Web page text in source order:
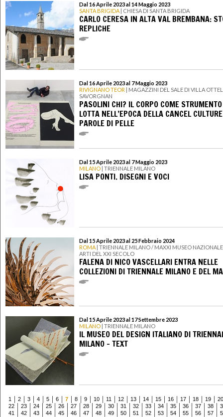
Dal 16 Aprile 2023 al 14 Maggio 2023
SANTA BRIGIDA | CHIESA DI SANTA BRIGIDA
CARLO CERESA IN ALTA VAL BREMBANA:
REPLICHE
Dal 16 Aprile 2023 al 7 Maggio 2023
RIVIGNANO TEOR | MAGAZZINI DEL SALE DI VILLA
SAVORGNAN
PASOLINI CHI? IL CORPO COME
LOTTA NELL’EPOCA DELLA CANCEL
PAROLE DI PELLE
Dal 15 Aprile 2023 al 7 Maggio 2023
MILANO | TRIENNALE MILANO
LISA PONTI. DISEGNI E VOCI
Dal 15 Aprile 2023 al 25 Febbraio 2024
ROMA | TRIENNALE MILANO / MAXXI MUSEO
ARTI DEL XXI SECOLO
FALENA DI NICO VASCELLARI ENTRA NELLE
COLLEZIONI DI TRIENNALE MILANO E DEL
Dal 15 Aprile 2023 al 17 Settembre 2023
MILANO | TRIENNALE MILANO
IL MUSEO DEL DESIGN ITALIANO DI
MILANO - TEXT
1 2 3 4 5 6 7 8 9 10 11 12 13 14 15 16 17 18 19
20
22
23 24 25 26 27 28 29 30 31 32 33 34 35 36 37 38
41
42 43 44 45 46 47 48 49 50 51 52 53 54 55 56 57